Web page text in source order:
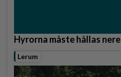
Hyrorna måste hållas nere
Lerum